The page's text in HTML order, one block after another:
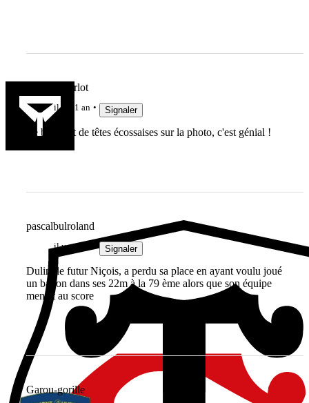
Sweet Charlot
il y a 1 an Signaler
Le bouquet de têtes écossaises sur la photo, c'est génial !
pascalbulroland
il y a 1 an Signaler
Dulin, le futur Niçois, a perdu sa place en ayant voulu joué
un ballon dans ses 22m à la 79 ème alors que son équipe
menait au score
Garou-gorille